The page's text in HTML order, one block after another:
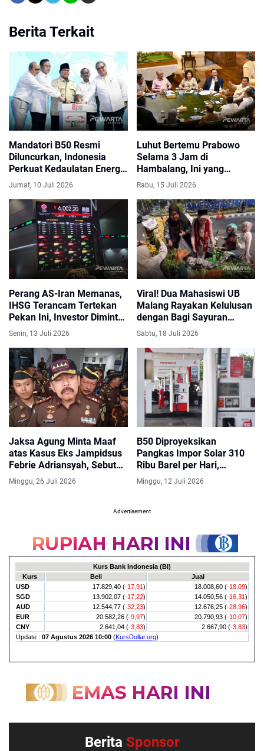
Berita Terkait
Mandatori B50 Resmi
Diluncurkan, Indonesia
Perkuat Kedaulatan Energi
dan Kurangi Impor BBM
Jumat, 10 Juli 2026
Luhut Bertemu Prabowo
Selama 3 Jam di
Hambalang, Ini yang
Dibahas
Rabu, 15 Juli 2026
Perang AS-Iran Memanas,
IHSG Terancam Tertekan
Pekan Ini, Investor Diminta
Waspada
Senin, 13 Juli 2026
Viral! Dua Mahasiswi UB
Malang Rayakan Kelulusan
dengan Bagi Sayuran
Gratis, Tuai Pujian
Warganet
Sabtu, 18 Juli 2026
Jaksa Agung Minta Maaf
atas Kasus Eks Jampidsus
Febrie Adriansyah, Sebut
Jadi Momentum
Pembenahan Kejaksaan
Minggu, 26 Juli 2026
B50 Diproyeksikan
Pangkas Impor Solar 310
Ribu Barel per Hari,
Pertamina Siap Jalankan
Transisi
Minggu, 12 Juli 2026
Advertisement
Berita Sponsor